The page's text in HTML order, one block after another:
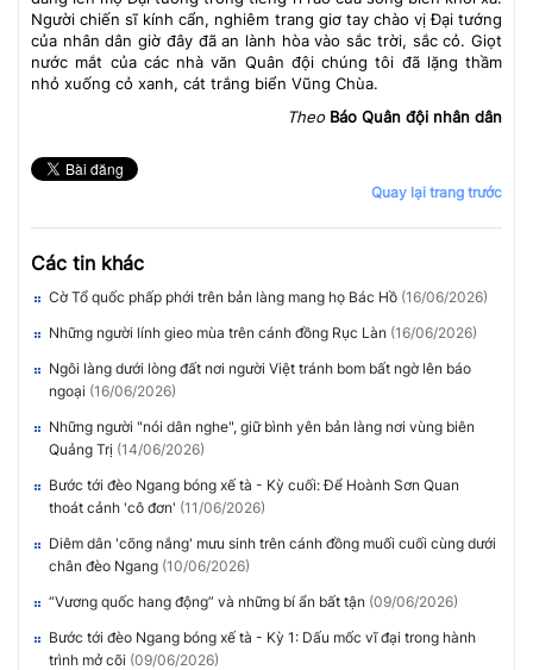
Người chiến sĩ kính cẩn, nghiêm trang giơ tay chào vị Đại tướng
của nhân dân giờ đây đã an lành hòa vào sắc trời, sắc cỏ. Giọt
nước mắt của các nhà văn Quân đội chúng tôi đã lặng thầm
nhỏ xuống cỏ xanh, cát trắng biển Vũng Chùa.
TheoBáo Quân đội nhân dân
Quay lại trang trước
Các tin khác
Cờ Tổ quốc phấp phới trên bản làng mang họ Bác Hồ (16/06/2026)
Những người lính gieo mùa trên cánh đồng Rục Làn (16/06/2026)
Ngôi làng dưới lòng đất nơi người Việt tránh bom bất ngờ lên báo
ngoại (16/06/2026)
Những người "nói dân nghe", giữ bình yên bản làng nơi vùng biên
Quảng Trị (14/06/2026)
Bước tới đèo Ngang bóng xế tà - Kỳ cuối: Để Hoành Sơn Quan
thoát cảnh 'cô đơn' (11/06/2026)
Diêm dân 'cõng nắng' mưu sinh trên cánh đồng muối cuối cùng dưới
chân đèo Ngang (10/06/2026)
“Vương quốc hang động” và những bí ẩn bất tận (09/06/2026)
Bước tới đèo Ngang bóng xế tà - Kỳ 1: Dấu mốc vĩ đại trong hành
trình mở cõi (09/06/2026)